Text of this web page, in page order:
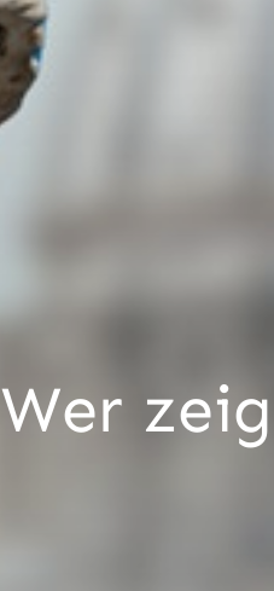
Wer